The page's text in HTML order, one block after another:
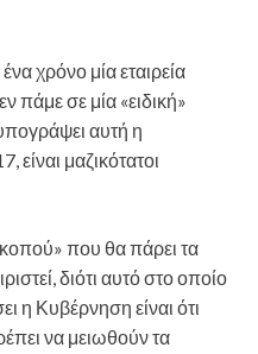
χρόνο μία εταιρεία
πάμε σε μία «ειδική»
αυτή η
είναι μαζικότατοι
που θα πάρει τα
διότι αυτό στο οποίο
η Κυβέρνηση είναι ότι
να μειωθούν τα